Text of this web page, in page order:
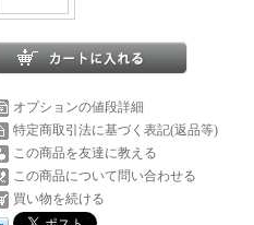
オプションの値段詳細
特定商取引法に基づく表記(返品等)
この商品を友達に教える
この商品について問い合わせる
買い物を続ける